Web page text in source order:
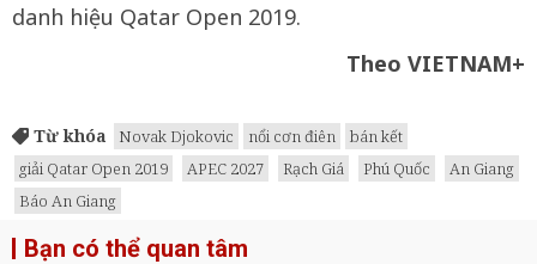
danh hiệu Qatar Open 2019.
Theo VIETNAM+
Từ khóa Novak Djokovic nổi cơn điên
bán kết
giải Qatar Open 2019
APEC 2027 Rạch Giá Phú Quốc
An Giang
Báo An Giang
Bạn có thể quan tâm